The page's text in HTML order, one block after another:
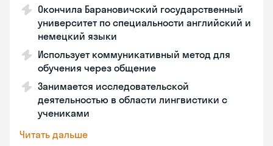
Окончила Барановичский государственный
университет по специальности английский и
немецкий языки
Использует коммуникативный метод для
обучения через общение
Занимается исследовательской
деятельностью в области лингвистики с
учениками
Читать дальше